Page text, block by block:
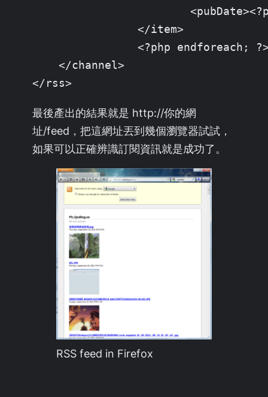
			<pubDate><?php echo date('r', $uf['unixtime']);?></pubDate>
		</item>
		<?php endforeach; ?>
    </channel>
</rss>
最後產出的結果就是 http://你的網
址/feed，把這網址丟到幾個瀏覽器試試，
如果可以正確辨識訂閱資訊就是成功了。
RSS feed in Firefox